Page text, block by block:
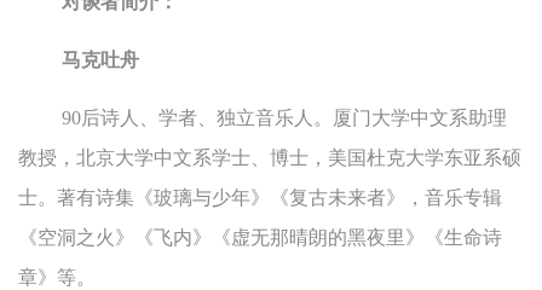
马克吐舟
90后诗人、学者、独立音乐人。厦门大学中文系助理
教授，北京大学中文系学士、博士，美国杜克大学东亚系硕
士。著有诗集《玻璃与少年》《复古未来者》，音乐专辑
《空洞之火》《飞内》《虚无那晴朗的黑夜里》《生命诗
章》等。